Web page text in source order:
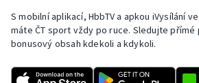
Ostatní
S mobilní aplikací, HbbTV a apkou iVysílání
máte ČT sport vždy po ruce. Sledujte přímé
bonusový obsah kdekoli a kdykoli.